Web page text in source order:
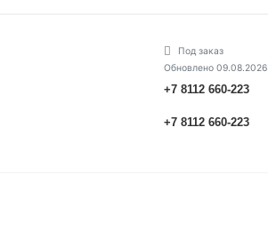
Под заказ
Обновлено 09.08.2026
+7 8112 660-223
+7 8112 660-223